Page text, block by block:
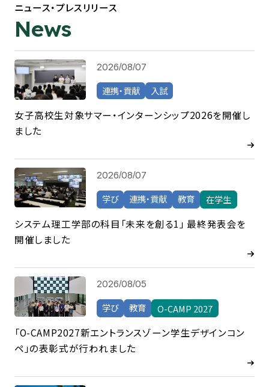
ニュース・プレスリリース
News
2026/08/07
連携・貢献 入試
女子高校生対象サマー・インターンシップ2026を開催し
ました
2026/08/07
学び 連携・貢献 教育 在学生
システム理工学部の科目「未来を創る1」 最終発表会を
開催しました
2026/08/05
学び 教育 O-CAMP 2027
「O-CAMP2027新エントランスゾーン学生デザインコン
ペ」の表彰式が行われました